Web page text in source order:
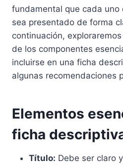
fundamental que cada uno
sea presentado de forma
continuación,
de los componentes
incluirse en una ficha
algunas recomendaciones
Elementos
ficha
Título: Debe ser claro